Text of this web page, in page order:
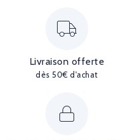
Livraison offerte
dès 50€ d'achat